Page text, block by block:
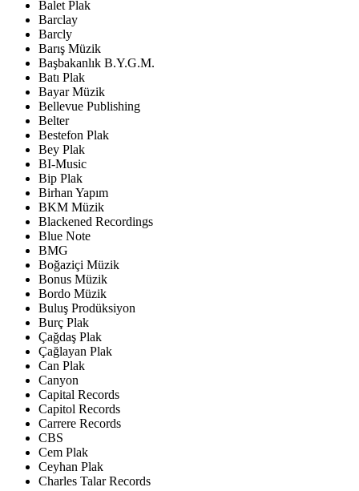
Balet Plak
Barclay
Barcly
Barış Müzik
Başbakanlık B.Y.G.M.
Batı Plak
Bayar Müzik
Bellevue Publishing
Belter
Bestefon Plak
Bey Plak
BI-Music
Bip Plak
Birhan Yapım
BKM Müzik
Blackened Recordings
Blue Note
BMG
Boğaziçi Müzik
Bonus Müzik
Bordo Müzik
Buluş Prodüksiyon
Burç Plak
Çağdaş Plak
Çağlayan Plak
Can Plak
Canyon
Capital Records
Capitol Records
Carrere Records
CBS
Cem Plak
Ceyhan Plak
Charles Talar Records